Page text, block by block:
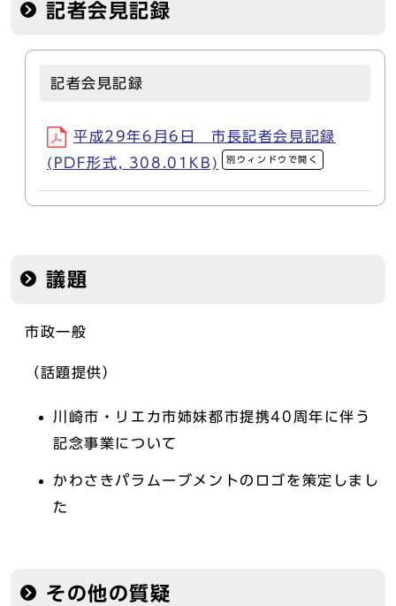
記者会見記録
記者会見記録
平成29年6月6日 市長記者会見記録
(PDF形式, 308.01KB)
別ウィンドウで開く
議題
市政一般
（話題提供）
川崎市・リエカ市姉妹都市提携40周年に伴う
記念事業について
かわさきパラムーブメントのロゴを策定しまし
た
その他の質疑